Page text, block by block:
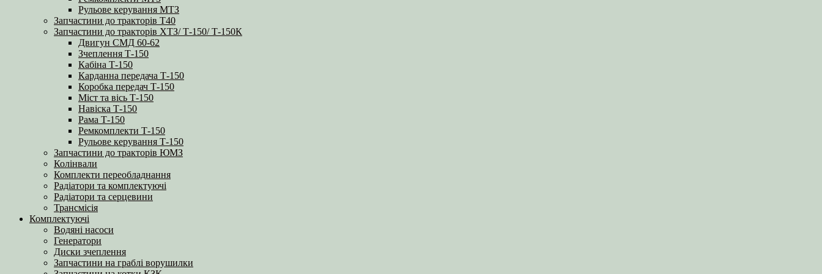
Рульове керування МТЗ
Запчастини до тракторів Т40
Запчастини до тракторів ХТЗ/ Т-150/ Т-150К
Двигун СМД 60-62
Зчеплення Т-150
Кабіна Т-150
Карданна передача Т-150
Коробка передач Т-150
Міст та вісь Т-150
Навіска Т-150
Рама Т-150
Ремкомплекти Т-150
Рульове керування Т-150
Запчастини до тракторів ЮМЗ
Колінвали
Комплекти переобладнання
Радіатори та комплектуючі
Радіатори та серцевини
Трансмісія
Комплектуючі
Водяні насоси
Генератори
Диски зчеплення
Запчастини на граблі ворушилки